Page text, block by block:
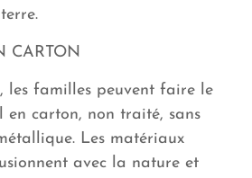
CARTON
les familles peuvent faire le
en carton, non traité, sans
Les matériaux
avec la nature et